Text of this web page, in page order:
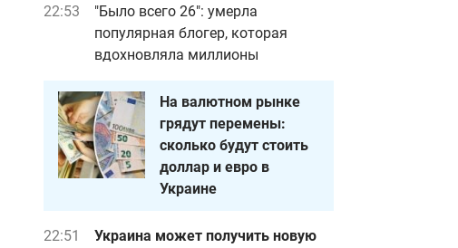
22:53
"Было всего 26": умерла
популярная блогер, которая
вдохновляла миллионы
На валютном рынке
грядут перемены:
сколько будут стоить
доллар и евро в
Украине
22:51
Украина может получить новую